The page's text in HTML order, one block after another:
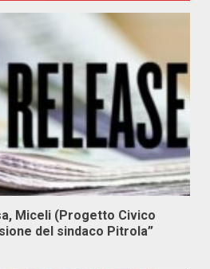
Miceli (Progetto Civico
del sindaco Pitrola”